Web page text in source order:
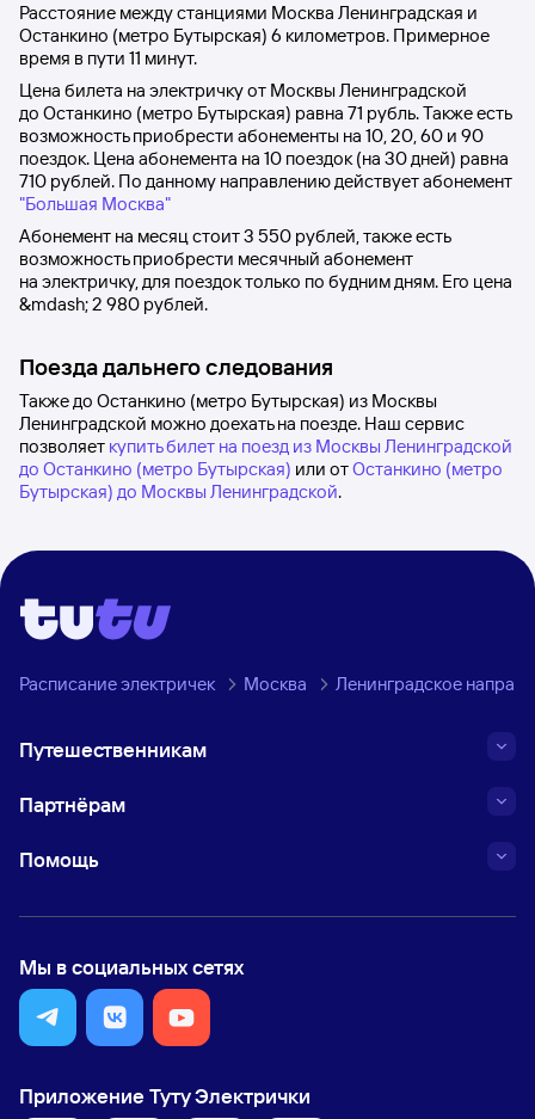
Расстояние между станциями Москва Ленинградская и
Останкино (метро Бутырская) 6 километров. Примерное
время в пути 11 минут.
Цена билета на электричку от Москвы Ленинградской
до Останкино (метро Бутырская) равна 71 рубль. Также есть
возможность приобрести абонементы на 10, 20, 60 и 90
поездок. Цена абонемента на 10 поездок (на 30 дней) равна
710 рублей. По данному направлению действует абонемент
"Большая Москва"
Абонемент на месяц стоит3 550 рублей, также есть
возможность приобрести месячный абонемент
на электричку, для поездок только по будним дням. Его цена
&mdash;2 980 рублей.
Поезда дальнего следования
Также до Останкино (метро Бутырская) из Москвы
Ленинградской можно доехать на поезде. Наш сервис
позволяет купить билет на поезд из Москвы Ленинградской
до Останкино (метро Бутырская) или отОстанкино (метро
Бутырская) до Москвы Ленинградской.
Расписание электричек Москва Ленинградское
Путешественникам
Партнёрам
Помощь
Мы в социальных сетях
Приложение Туту Электрички